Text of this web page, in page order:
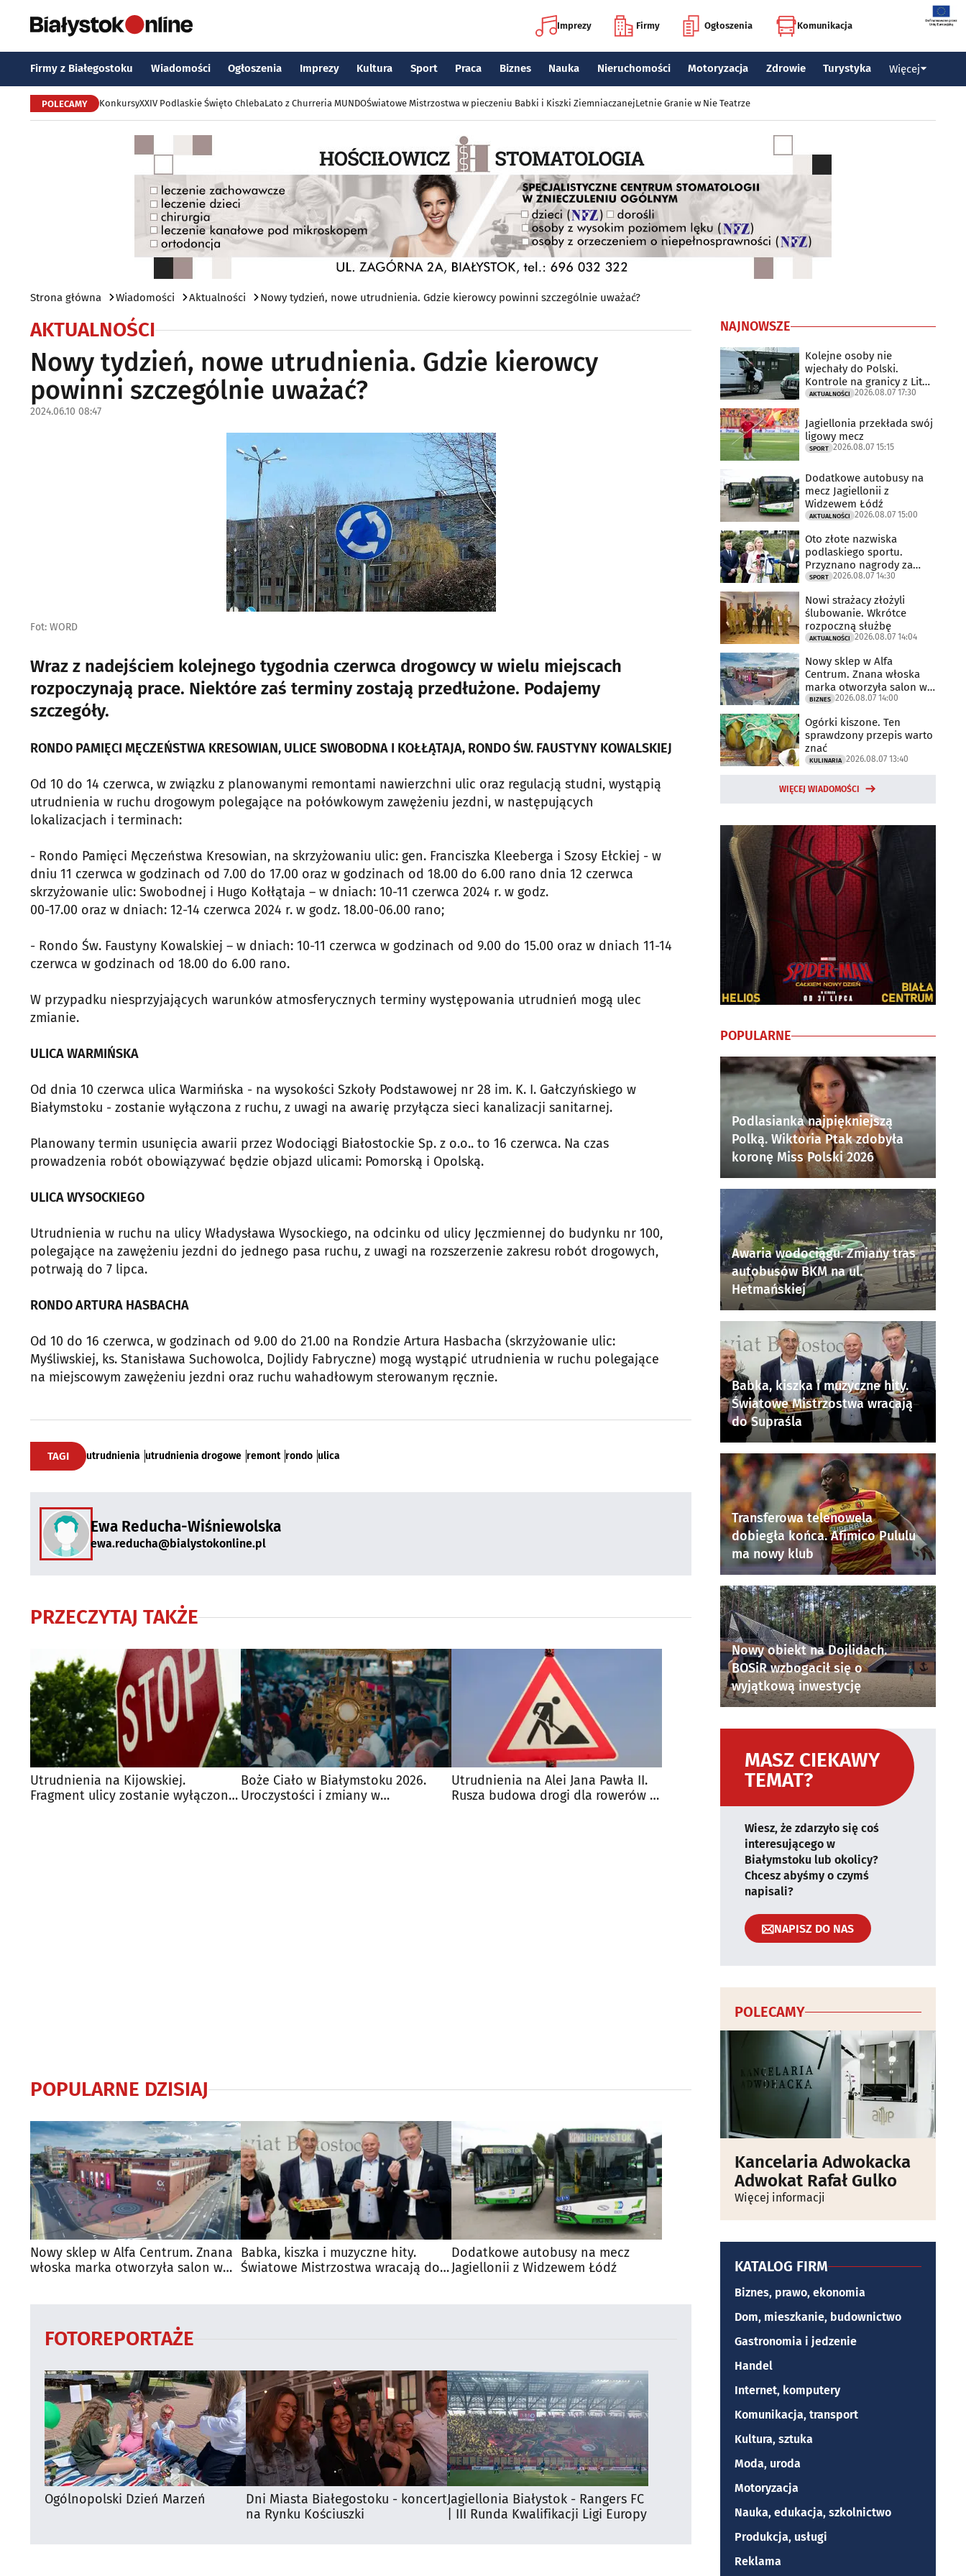
Imprezy Firmy Ogłoszenia Komunikacja
Firmy z Białegostoku Wiadomości Ogłoszenia Imprezy Kultura Sport Praca Biznes Nauka Nieruchomości Motoryzacja Zdrowie Turystyka Więcej
POLECAMY KonkursyXXIV Podlaskie Święto ChlebaLato z Churreria MUNDOŚwiatowe Mistrzostwa w pieczeniu Babki i Kiszki ZiemniaczanejLetnie Granie w Nie Teatrze
Strona główna Wiadomości Aktualności Nowy tydzień, nowe utrudnienia. Gdzie kierowcy powinni szczególnie uważać?
AKTUALNOŚCI
Nowy tydzień, nowe utrudnienia. Gdzie kierowcy
powinni szczególnie uważać?
2024.06.10 08:47
Fot: WORD
Wraz z nadejściem kolejnego tygodnia czerwca drogowcy w wielu miejscach
rozpoczynają prace. Niektóre zaś terminy zostają przedłużone. Podajemy
szczegóły.
RONDO PAMIĘCI MĘCZEŃSTWA KRESOWIAN, ULICE SWOBODNA I KOŁŁĄTAJA, RONDO ŚW. FAUSTYNY KOWALSKIEJ
Od 10 do 14 czerwca, w związku z planowanymi remontami nawierzchni ulic oraz regulacją studni, wystąpią
utrudnienia w ruchu drogowym polegające na połówkowym zawężeniu jezdni, w następujących
lokalizacjach i terminach:
- Rondo Pamięci Męczeństwa Kresowian, na skrzyżowaniu ulic: gen. Franciszka Kleeberga i Szosy Ełckiej - w
dniu 11 czerwca w godzinach od 7.00 do 17.00 oraz w godzinach od 18.00 do 6.00 rano dnia 12 czerwca
skrzyżowanie ulic: Swobodnej i Hugo Kołłątaja – w dniach: 10-11 czerwca 2024 r. w godz.
00-17.00 oraz w dniach: 12-14 czerwca 2024 r. w godz. 18.00-06.00 rano;
- Rondo Św. Faustyny Kowalskiej – w dniach: 10-11 czerwca w godzinach od 9.00 do 15.00 oraz w dniach 11-14
czerwca w godzinach od 18.00 do 6.00 rano.
W przypadku niesprzyjających warunków atmosferycznych terminy występowania utrudnień mogą ulec
zmianie.
ULICA WARMIŃSKA
Od dnia 10 czerwca ulica Warmińska - na wysokości Szkoły Podstawowej nr 28 im. K. I. Gałczyńskiego w
Białymstoku - zostanie wyłączona z ruchu, z uwagi na awarię przyłącza sieci kanalizacji sanitarnej.
Planowany termin usunięcia awarii przez Wodociągi Białostockie Sp. z o.o.. to 16 czerwca. Na czas
prowadzenia robót obowiązywać będzie objazd ulicami: Pomorską i Opolską.
ULICA WYSOCKIEGO
Utrudnienia w ruchu na ulicy Władysława Wysockiego, na odcinku od ulicy Jęczmiennej do budynku nr 100,
polegające na zawężeniu jezdni do jednego pasa ruchu, z uwagi na rozszerzenie zakresu robót drogowych,
potrwają do 7 lipca.
RONDO ARTURA HASBACHA
Od 10 do 16 czerwca, w godzinach od 9.00 do 21.00 na Rondzie Artura Hasbacha (skrzyżowanie ulic:
Myśliwskiej, ks. Stanisława Suchowolca, Dojlidy Fabryczne) mogą wystąpić utrudnienia w ruchu polegające
na miejscowym zawężeniu jezdni oraz ruchu wahadłowym sterowanym ręcznie.
TAGI utrudnienia utrudnienia drogowe remont rondo ulica
Ewa Reducha-Wiśniewolska
ewa.reducha@bialystokonline.pl
PRZECZYTAJ TAKŻE
Utrudnienia na Kijowskiej.
Fragment ulicy zostanie wyłączony
Boże Ciało w Białymstoku 2026.
Uroczystości i zmiany w
Utrudnienia na Alei Jana Pawła II.
Rusza budowa drogi dla rowerów i
POPULARNE DZISIAJ
Nowy sklep w Alfa Centrum. Znana
włoska marka otworzyła salon w
Babka, kiszka i muzyczne hity.
Światowe Mistrzostwa wracają do
Dodatkowe autobusy na mecz
Jagiellonii z Widzewem Łódź
FOTOREPORTAŻE
Ogólnopolski Dzień Marzeń
Dni Miasta Białegostoku - koncert
na Rynku Kościuszki
Jagiellonia Białystok - Rangers FC
| III Runda Kwalifikacji Ligi Europy
NAJNOWSZE
Kolejne osoby nie
wjechały do Polski.
Kontrole na granicy z Litwą
trwają
AKTUALNOŚCI 2026.08.07 17:30
Jagiellonia przekłada swój
ligowy mecz
SPORT 2026.08.07 15:15
Dodatkowe autobusy na
mecz Jagiellonii z
Widzewem Łódź
AKTUALNOŚCI 2026.08.07 15:00
Oto złote nazwiska
podlaskiego sportu.
Przyznano nagrody za
2025 rok
SPORT 2026.08.07 14:30
Nowi strażacy złożyli
ślubowanie. Wkrótce
rozpoczną służbę
AKTUALNOŚCI 2026.08.07 14:04
Nowy sklep w Alfa
Centrum. Znana włoska
marka otworzyła salon w
Białymstoku
BIZNES 2026.08.07 14:00
Ogórki kiszone. Ten
sprawdzony przepis warto
znać
KULINARIA 2026.08.07 13:40
WIĘCEJ WIADOMOŚCI
POPULARNE
Podlasianka najpiękniejszą
Polką. Wiktoria Ptak zdobyła
koronę Miss Polski 2026
Awaria wodociągu. Zmiany tras
autobusów BKM na ul.
Hetmańskiej
Babka, kiszka i muzyczne hity.
Światowe Mistrzostwa wracają
do Supraśla
Transferowa telenowela
dobiegła końca. Afimico Pululu
ma nowy klub
Nowy obiekt na Dojlidach.
BOSiR wzbogacił się o
wyjątkową inwestycję
MASZ CIEKAWY
TEMAT?
Wiesz, że zdarzyło się coś
interesującego w
Białymstoku lub okolicy?
Chcesz abyśmy o czymś
napisali?
NAPISZ DO NAS
POLECAMY
Kancelaria Adwokacka
Adwokat Rafał Gulko
Więcej informacji
KATALOG FIRM
Biznes, prawo, ekonomia
Dom, mieszkanie, budownictwo
Gastronomia i jedzenie
Handel
Internet, komputery
Komunikacja, transport
Kultura, sztuka
Moda, uroda
Motoryzacja
Nauka, edukacja, szkolnictwo
Produkcja, usługi
Reklama